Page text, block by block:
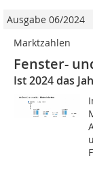
Ausgabe 06/2024
Marktzahlen
Fenster-
Ist 2024 das